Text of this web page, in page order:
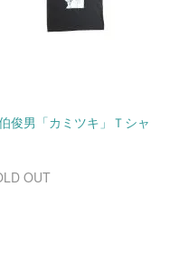
俊男「カミツキ」Ｔシャ
OUT